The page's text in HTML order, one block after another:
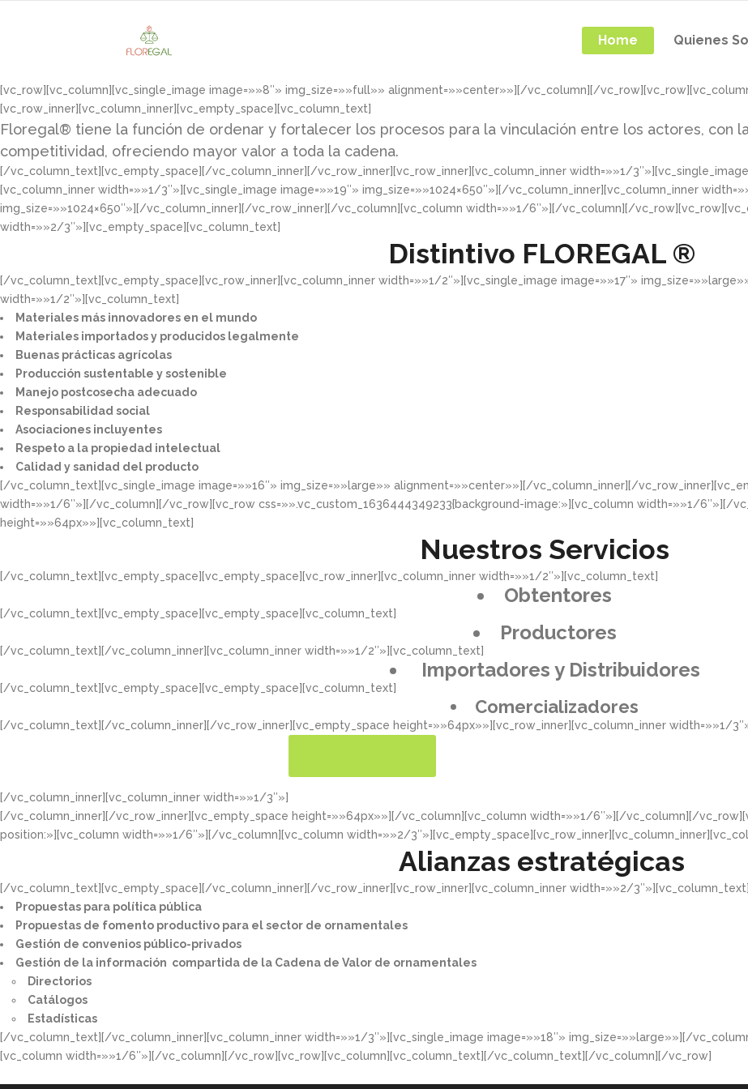
Home Quienes
[vc_row][vc_column][vc_single_image image=»»8″» img_size=»»full»» alignment=»»center»»][/vc_column][/
[vc_row_inner][vc_column_inner][vc_empty_space][vc_column_text]
Floregal® tiene la función de ordenar y fortalecer los procesos para la vinculación entre los actores, con
competitividad, ofreciendo mayor valor a toda la cadena.
[/vc_column_text][vc_empty_space][/vc_column_inner][/vc_row_inner][vc_row_inner][vc_column_inner width=»»1/
[vc_column_inner width=»»1/3″»][vc_single_image image=»»19″» img_size=»»1024×650″»][/vc_column_inner][vc_column_inner
img_size=»»1024×650″»][/vc_column_inner][/vc_row_inner][/vc_column][vc_column width=»»1/6″»][/vc_column][/
width=»»2/3″»][vc_empty_space][vc_column_text]
Distintivo FLOREGAL ®
[/vc_column_text][vc_empty_space][vc_row_inner][vc_column_inner width=»»1/2″»][vc_single_image image=»»17″»
width=»»1/2″»][vc_column_text]
Materiales más innovadores en el mundo​
Materiales importados y producidos legalmente​
Buenas prácticas agrícolas​
Producción sustentable y sostenible​
Manejo postcosecha adecuado​
Responsabilidad social​
Asociaciones incluyentes​
Respeto a la propiedad intelectual​​
Calidad y sanidad del producto​
[/vc_column_text][vc_single_image image=»»16″» img_size=»»large»» alignment=»»center»»][/vc_column_inner][/
width=»»1/6″»][/vc_column][/vc_row][vc_row css=»».vc_custom_1636444349233{background-image:»][vc_column width=»»1/6″»][/
height=»»64px»»][vc_column_text]
Nuestros Servicios
[/vc_column_text][vc_empty_space][vc_empty_space][vc_row_inner][vc_column_inner width=»»1/2″»][vc_column_text]
Obtentores
[/vc_column_text][vc_empty_space][vc_empty_space][vc_column_text]
Productores
[/vc_column_text][/vc_column_inner][vc_column_inner width=»»1/2″»][vc_column_text]
Importadores y Distribuidores
[/vc_column_text][vc_empty_space][vc_empty_space][vc_column_text]
Comercializadores
[/vc_column_text][/vc_column_inner][/vc_row_inner][vc_empty_space height=»»64px»»][vc_row_inner][vc_column_inner width=»»1/
[/vc_column_inner][vc_column_inner width=»»1/3″»]
[/vc_column_inner][/vc_row_inner][vc_empty_space height=»»64px»»][/vc_column][vc_column width=»»1/6″»][/vc_column][/
position:»][vc_column width=»»1/6″»][/vc_column][vc_column width=»»2/
Alianzas estratégicas
[/vc_column_text][vc_empty_space][/vc_column_inner][/vc_row_inner][vc_row_inner][vc_column_inner width=»»2/3″»][vc_column_text]
Propuestas para política pública​
Propuestas de fomento productivo para el sector de ornamentales​
Gestión de convenios público-privados​
Gestión de la información compartida de la Cadena de Valor de ornamentales​
Directorios​
Catálogos​
Estadísticas
[/vc_column_text][/vc_column_inner][vc_column_inner width=»»1/3″»][vc_single_image image=»»18″» img_size=»»large»»][/
[vc_column width=»»1/6″»][/vc_column][/vc_row][vc_row][vc_column][vc_column_text][/vc_column_text][/vc_column][/vc_row]